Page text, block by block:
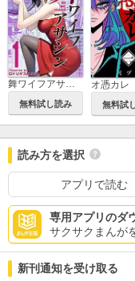
舞ワイフアサシン
無料試し読み
オ憑カレ
無料試
読み方を選択
アプリで読む
専用アプリのダ
サクサクまんが
新刊通知を受け取る